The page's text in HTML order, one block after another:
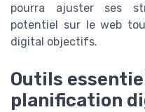
pourra ajuster ses
potentiel sur le web
digital objectifs.
Outils
planification